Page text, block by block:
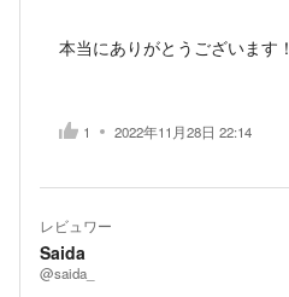
本当にありがとうございます！
1 2022年11月28日 22:14
レビュワー
Saida
@saida_